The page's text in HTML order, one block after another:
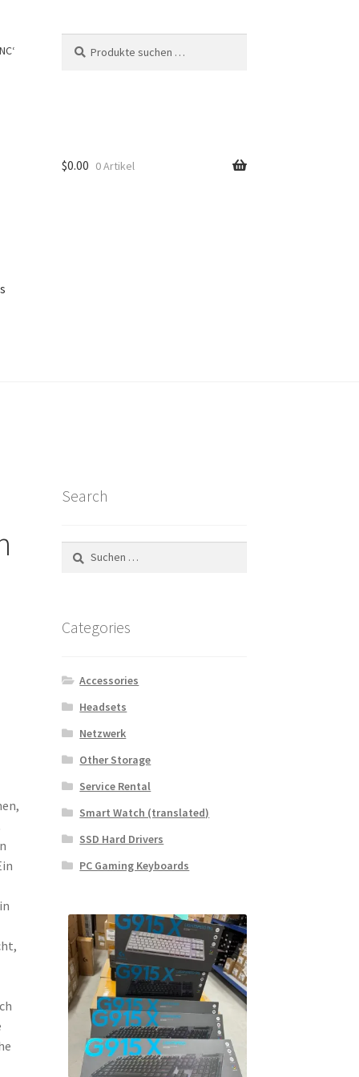
nach:
$0.00 0 Artikel
Search
Suchen
nach:
Categories
Accessories
Headsets
Netzwerk
Other Storage
Service Rental
Smart Watch (translated)
SSD Hard Drivers
PC Gaming Keyboards